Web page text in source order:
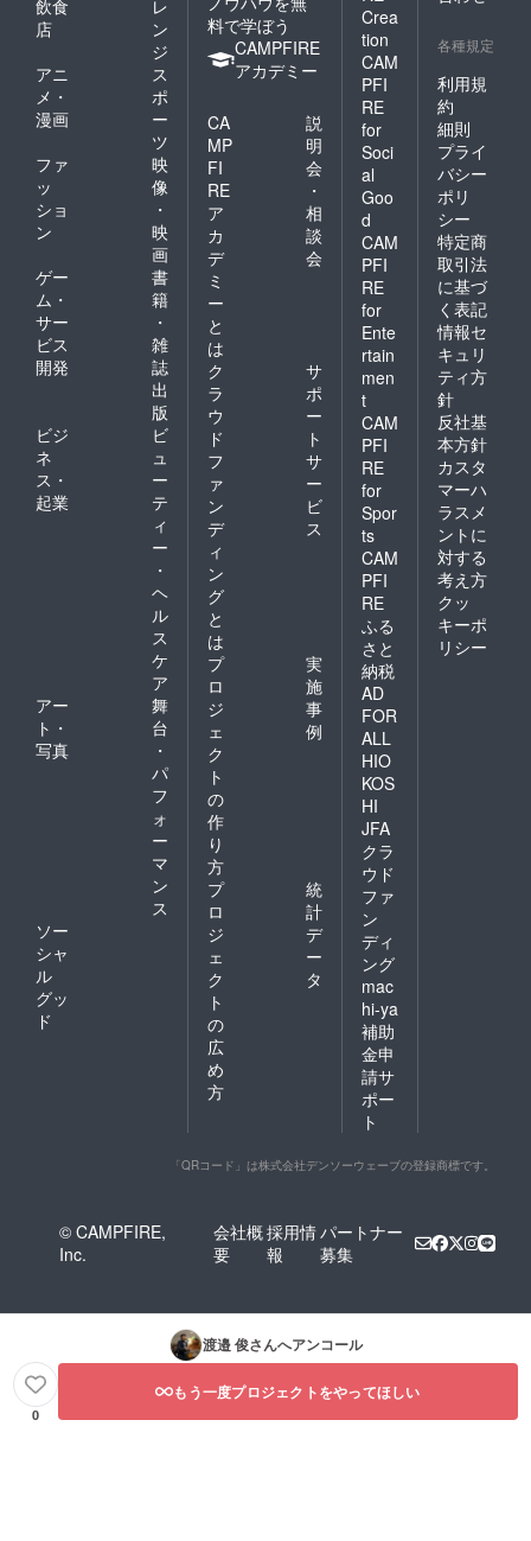
飲食
店
レ
ン
ジ
アニ
メ・
漫画
ス
ポ
ー
ツ
ファ
ッ
ショ
ン
映
像
・
映
画
ゲー
ム・
サー
ビス
開発
書
籍
・
雑
誌
出
版
ビジ
ネ
ス・
起業
ビ
ュ
ー
テ
ィ
ー
・
ヘ
ル
ス
ケ
ア
アー
ト・
写真
舞
台
・
パ
フ
ォ
ー
マ
ン
ス
ソー
シャ
ル
グッ
ド
料で学ぼう
CAMPFIRE
アカデミー
CA
MP
FI
RE
ア
カ
デ
ミ
ー
と
は
説
明
会
・
相
談
会
ク
ラ
ウ
ド
フ
ァ
ン
デ
ィ
ン
グ
と
は
サ
ポ
ー
ト
サ
ー
ビ
ス
プ
ロ
ジ
ェ
ク
ト
の
作
り
方
実
施
事
例
プ
ロ
ジ
ェ
ク
ト
の
広
め
方
統
計
デ
ー
タ
Crea
tion
CAM
PFI
RE
for
Soci
al
Goo
d
CAM
PFI
RE
for
Ente
rtain
men
t
CAM
PFI
RE
for
Spor
ts
CAM
PFI
RE
ふる
さと
納税
AD
FOR
ALL
HIO
KOS
HI
JFA
クラ
ウド
ファ
ン
ディ
ング
mac
hi-ya
補助
金申
請サ
ポー
ト
各種規定
利用規
約
細則
プライ
バシー
ポリ
シー
特定商
取引法
に基づ
く表記
情報セ
キュリ
ティ方
針
反社基
本方針
カスタ
マーハ
ラスメ
ントに
対する
考え方
クッ
キーポ
リシー
「QRコード」は株式会社デンソーウェーブの登録商標です。
© CAMPFIRE,
Inc.
会社概
要
採用情
報
パートナー
募集
渡邉 俊さんへアンコール
0
もう一度プロジェクトをやってほしい